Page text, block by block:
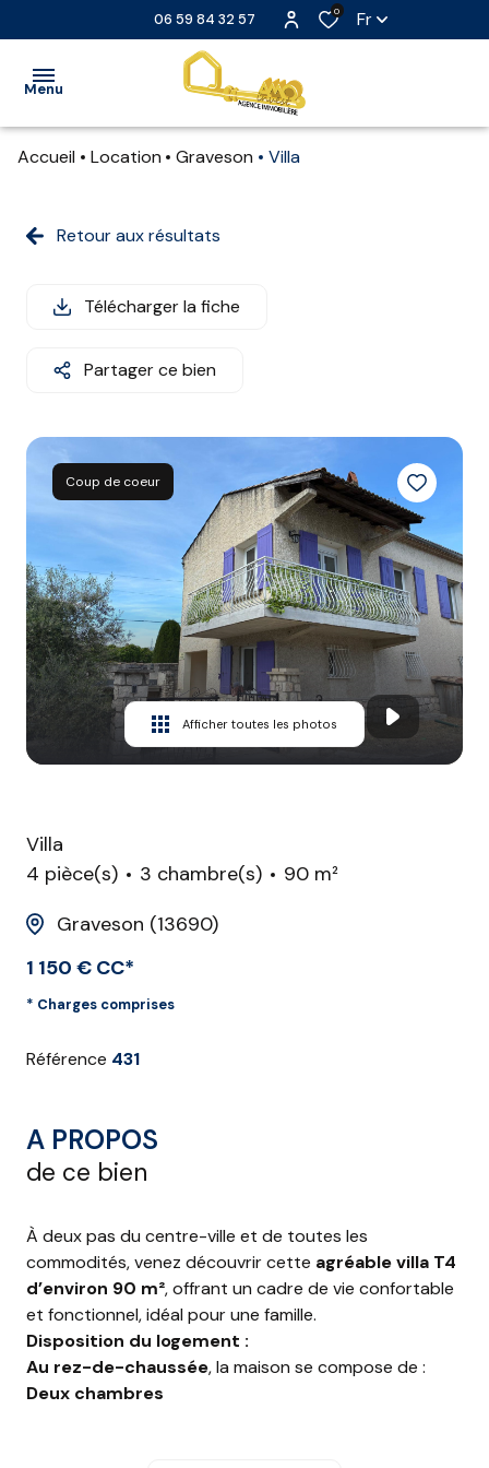
06 59 84 32 57 0 Fr
Menu
VENTE
LOCATION
NOS
PARTENAIRES
CONTACT
Accueil Location Graveson Villa
Retour aux résultats
Télécharger la fiche
Partager ce bien
Coup de coeur
Afficher toutes les photos
Villa
4 pièce(s)
3 chambre(s)
90 m²
Graveson (13690)
1 150 € CC*
* Charges comprises
Référence 431
A PROPOS
de ce bien
À deux pas du centre-ville et de toutes les
commodités, venez découvrir cette agréable villa T4
d’environ 90 m², offrant un cadre de vie confortable
et fonctionnel, idéal pour une famille.
Disposition du logement :
Au rez-de-chaussée, la maison se compose de :
Deux chambres